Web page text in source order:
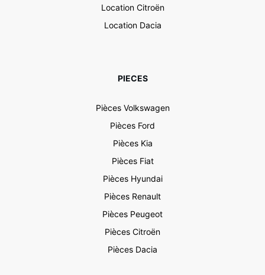
Location Citroën
Location Dacia
PIECES
Pièces Volkswagen
Pièces Ford
Pièces Kia
Pièces Fiat
Pièces Hyundai
Pièces Renault
Pièces Peugeot
Pièces Citroën
Pièces Dacia